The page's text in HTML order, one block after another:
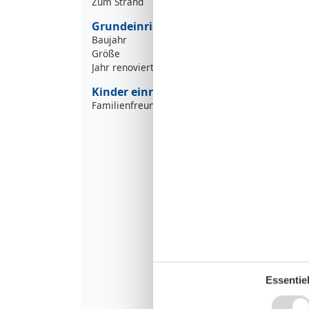
Grundeinrichtungen
Baujahr
Größe
Jahr renoviert
Kinder einrichtungen
Familienfreundlich